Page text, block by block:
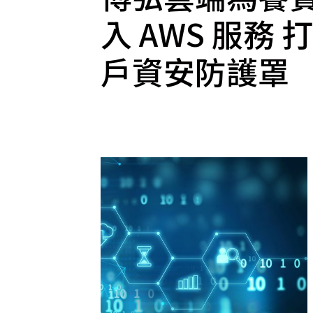
入 AWS 服務
戶資安防護罩